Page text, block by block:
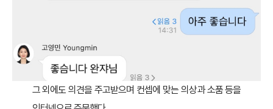
그 외에도 의견을 주고받으며 컨셉에 맞는 의상과 소품 등을